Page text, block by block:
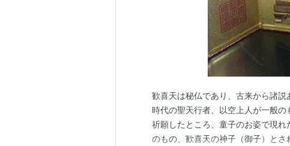
歓喜天は秘仏であり、古来から諸
時代の聖天行者、以空上人が一般
祈願したところ、童子のお姿で現
のもの、歓喜天の神子（御子）と